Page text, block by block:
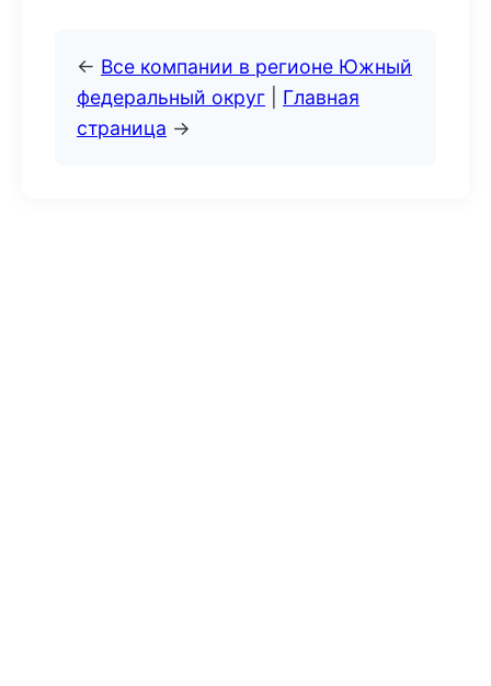
← Все компании в регионе Южный
федеральный округ
Главная
страница →